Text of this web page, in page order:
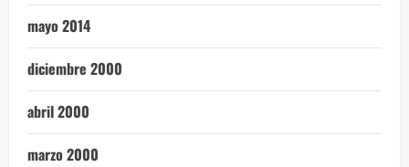
mayo 2014
diciembre 2000
abril 2000
marzo 2000